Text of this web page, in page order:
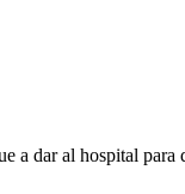
a dar al hospital